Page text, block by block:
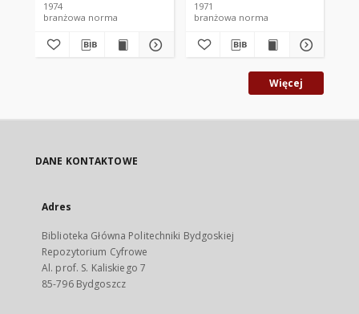
1974
branżowa norma
1971
branżowa norma
Więcej
DANE KONTAKTOWE
Adres
Biblioteka Główna Politechniki Bydgoskiej
Repozytorium Cyfrowe
Al. prof. S. Kaliskiego 7
85-796 Bydgoszcz